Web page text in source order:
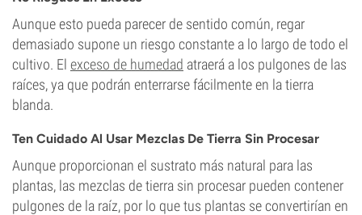
Aunque esto pueda parecer de sentido común, regar
demasiado supone un riesgo constante a lo largo de todo el
cultivo. El exceso de humedad atraerá a los pulgones de las
raíces, ya que podrán enterrarse fácilmente en la tierra
blanda.
Ten Cuidado Al Usar Mezclas De Tierra Sin Procesar
Aunque proporcionan el sustrato más natural para las
plantas, las mezclas de tierra sin procesar pueden contener
pulgones de la raíz, por lo que tus plantas se convertirían en